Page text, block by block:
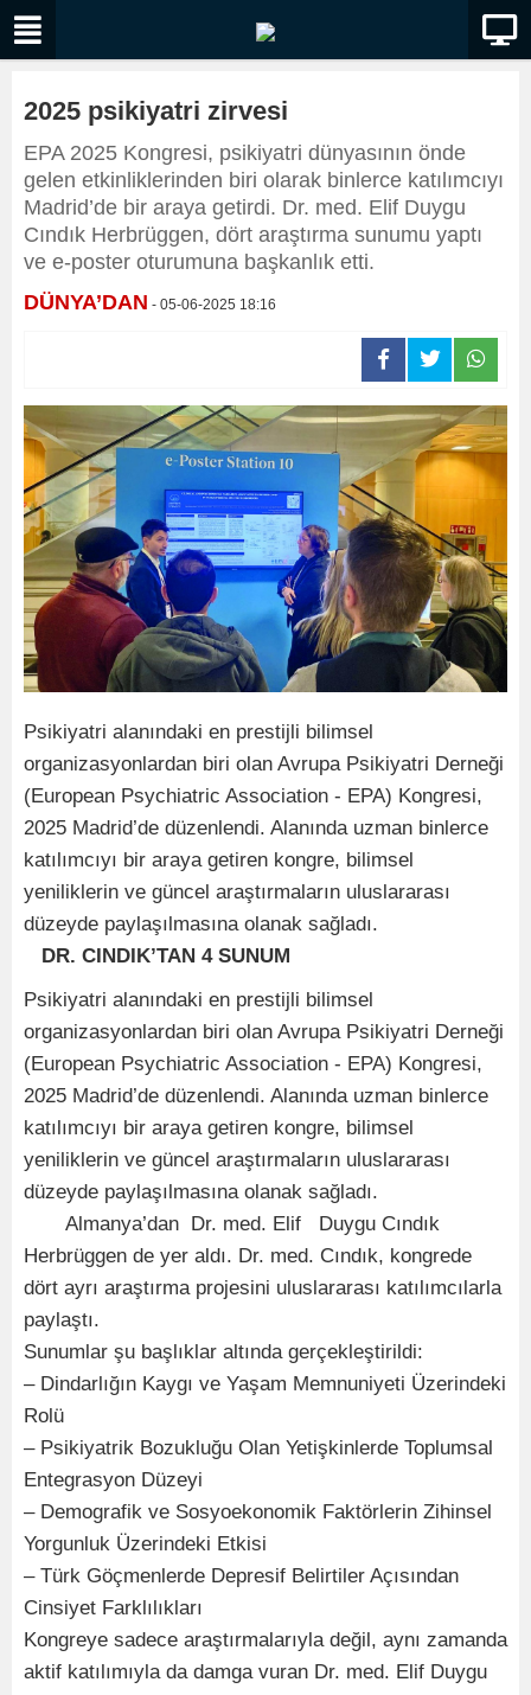
2025 psikiyatri zirvesi
EPA 2025 Kongresi, psikiyatri dünyasının önde
gelen etkinliklerinden biri olarak binlerce katılımcıyı
Madrid’de bir araya getirdi. Dr. med. Elif Duygu
Cındık Herbrüggen, dört araştırma sunumu yaptı
ve e-poster oturumuna başkanlık etti.
DÜNYA’DAN - 05-06-2025 18:16
Psikiyatri alanındaki en prestijli bilimsel
organizasyonlardan biri olan Avrupa Psikiyatri Derneği
(European Psychiatric Association - EPA) Kongresi,
2025 Madrid’de düzenlendi. Alanında uzman binlerce
katılımcıyı bir araya getiren kongre, bilimsel
yeniliklerin ve güncel araştırmaların uluslararası
düzeyde paylaşılmasına olanak sağladı.
DR. CINDIK’TAN 4 SUNUM
Psikiyatri alanındaki en prestijli bilimsel
organizasyonlardan biri olan Avrupa Psikiyatri Derneği
(European Psychiatric Association - EPA) Kongresi,
2025 Madrid’de düzenlendi. Alanında uzman binlerce
katılımcıyı bir araya getiren kongre, bilimsel
yeniliklerin ve güncel araştırmaların uluslararası
düzeyde paylaşılmasına olanak sağladı.
Almanya’dan Dr. med. Elif Duygu Cındık
Herbrüggen de yer aldı. Dr. med. Cındık, kongrede
dört ayrı araştırma projesini uluslararası katılımcılarla
paylaştı.
Sunumlar şu başlıklar altında gerçekleştirildi:
– Dindarlığın Kaygı ve Yaşam Memnuniyeti Üzerindeki
Rolü
– Psikiyatrik Bozukluğu Olan Yetişkinlerde Toplumsal
Entegrasyon Düzeyi
– Demografik ve Sosyoekonomik Faktörlerin Zihinsel
Yorgunluk Üzerindeki Etkisi
– Türk Göçmenlerde Depresif Belirtiler Açısından
Cinsiyet Farklılıkları
Kongreye sadece araştırmalarıyla değil, aynı zamanda
aktif katılımıyla da damga vuran Dr. med. Elif Duygu